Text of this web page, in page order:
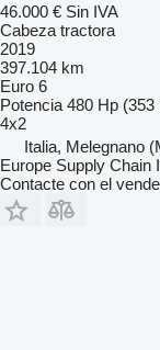
46.000 € Sin IVA
Cabeza tractora
2019
397.104 km
Euro 6
Potencia 480 Hp (353
4x2
Italia, Melegnano
Europe Supply Chain
Contacte con el